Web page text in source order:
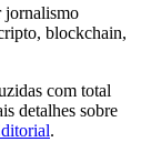
jornalismo
blockchain,
com total
detalhes sobre
.